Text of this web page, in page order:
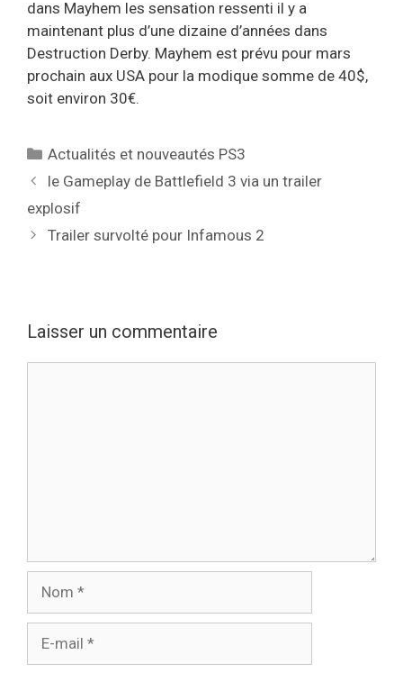
dans Mayhem les sensation ressenti il y a
maintenant plus d’une dizaine d’années dans
Destruction Derby. Mayhem est prévu pour mars
prochain aux USA pour la modique somme de 40$,
soit environ 30€.
Catégories
Actualités et nouveautés PS3
le Gameplay de Battlefield 3 via un trailer
explosif
Trailer survolté pour Infamous 2
Laisser un commentaire